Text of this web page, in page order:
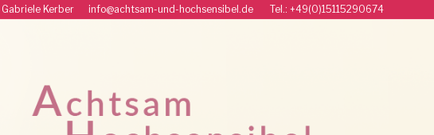
Gabriele Kerber info@achtsam-und-hochsensibel.de Tel.: +49(0)15115290674